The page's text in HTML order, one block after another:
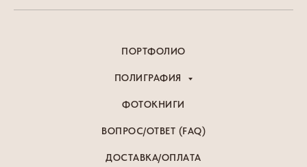
ПОРТФОЛИО
ПОЛИГРАФИЯ
ФОТОКНИГИ
ВОПРОС/ОТВЕТ (FAQ)
ДОСТАВКА/ОПЛАТА